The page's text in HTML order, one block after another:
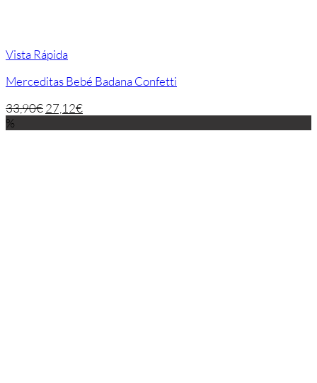
Vista Rápida
Merceditas Bebé Badana Confetti
33,90€27,12€
%